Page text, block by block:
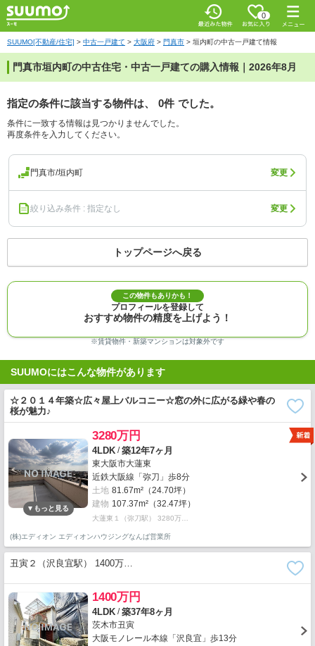
0
SUUMO[不動産/住宅] > 中古一戸建て > 大阪府 > 門真市 > 垣内町の中古一戸建て情報
門真市垣内町の中古住宅・中古一戸建ての購入情報｜2026年8月
指定の条件に該当する物件は、 0件 でした。
条件に一致する情報は見つかりませんでした。
再度条件を入力してください。
門真市/垣内町 変更
絞り込み条件 : 指定なし 変更
トップページへ戻る
この物件もありかも！
プロフィールを登録して
おすすめ物件の精度を上げよう！
※賃貸物件・新築マンションは対象外です
SUUMOにはこんな物件があります
☆２０１４年築☆広々屋上バルコニー☆窓の外に広がる緑や春の
桜が魅力♪
3280万円
4LDK /築12年7ヶ月
東大阪市大蓮東
近鉄大阪線「弥刀」歩8分
土地 81.67m²（24.70坪）
建物 107.37m²（32.47坪）
大蓮東１（弥刀駅） 3280万…
(株)エディオン エディオンハウジングなんば営業所
丑寅２（沢良宜駅） 1400万…
1400万円
4LDK /築37年8ヶ月
茨木市丑寅
大阪モノレール本線「沢良宜」歩13分